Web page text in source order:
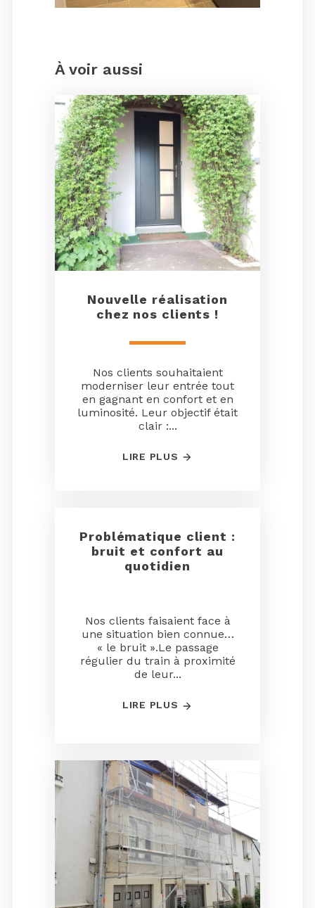
À voir aussi
Nouvelle réalisation
chez nos clients !
Nos clients souhaitaient
moderniser leur entrée tout
en gagnant en confort et en
luminosité. Leur objectif était
clair :...
LIRE PLUS
Problématique client :
bruit et confort au
quotidien
Nos clients faisaient face à
une situation bien connue…
« le bruit ».Le passage
régulier du train à proximité
de leur...
LIRE PLUS